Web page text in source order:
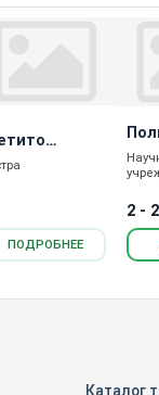
ПОДРОБНЕЕ
2 -
Каталог